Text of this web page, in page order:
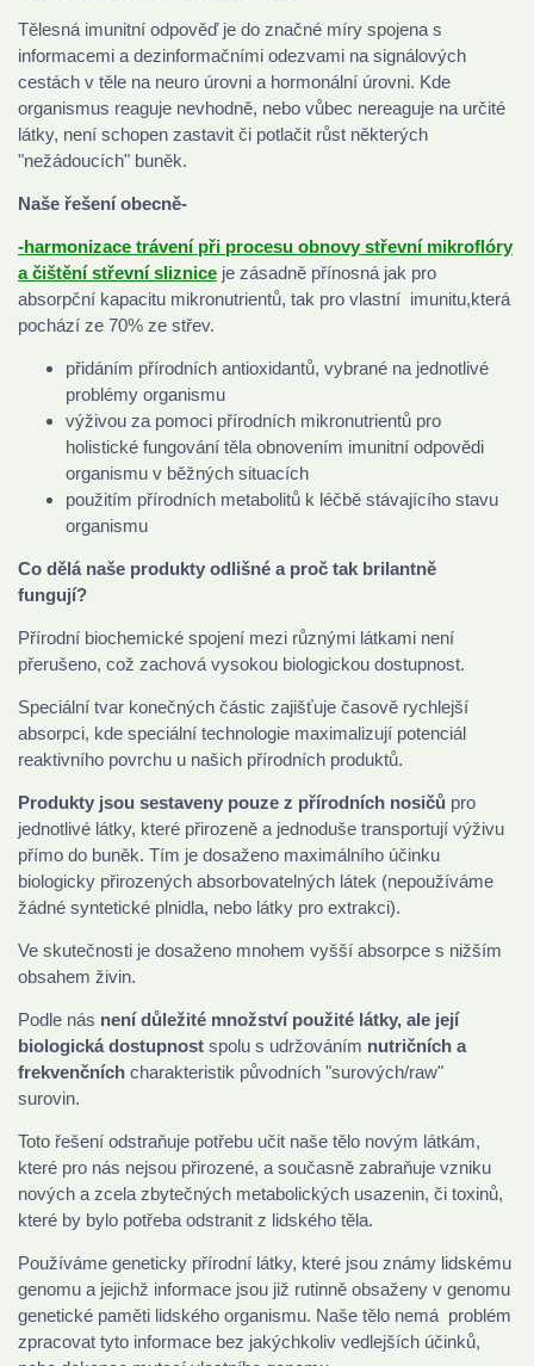
Tělesná imunitní odpověď je do značné míry spojena s
informacemi a dezinformačními odezvami na signálových
cestách v těle na neuro úrovni a hormonální úrovni. Kde
organismus reaguje nevhodně, nebo vůbec nereaguje na určité
látky, není schopen zastavit či potlačit růst některých
"nežádoucích" buněk.
Naše řešení obecně-
-harmonizace trávení při procesu obnovy střevní mikroflóry
a čištění střevní sliznice je zásadně přínosná jak pro
absorpční kapacitu mikronutrientů, tak pro vlastní imunitu,která
pochází ze 70% ze střev.
přidáním přírodních antioxidantů, vybrané na jednotlivé
problémy organismu
výživou za pomoci přírodních mikronutrientů pro
holistické fungování těla obnovením imunitní odpovědi
organismu v běžných situacích
použitím přírodních metabolitů k léčbě stávajícího stavu
organismu
Co dělá naše produkty odlišné a proč tak brilantně
fungují?
Přírodní biochemické spojení mezi různými látkami není
přerušeno, což zachová vysokou biologickou dostupnost.
Speciální tvar konečných částic zajišťuje časově rychlejší
absorpci, kde speciální technologie maximalizují potenciál
reaktivního povrchu u našich přírodních produktů.
Produkty jsou sestaveny pouze z přírodních nosičů pro
jednotlivé látky, které přirozeně a jednoduše transportují výživu
přímo do buněk. Tím je dosaženo maximálního účinku
biologicky přirozených absorbovatelných látek (nepoužíváme
žádné syntetické plnidla, nebo látky pro extrakci).
Ve skutečnosti je dosaženo mnohem vyšší absorpce s nižším
obsahem živin.
Podle nás není důležité množství použité látky, ale její
biologická dostupnost spolu s udržováním nutričních a
frekvenčních charakteristik původních "surových/raw"
surovin.
Toto řešení odstraňuje potřebu učit naše tělo novým látkám,
které pro nás nejsou přirozené, a současně zabraňuje vzniku
nových a zcela zbytečných metabolických usazenin, či toxinů,
které by bylo potřeba odstranit z lidského těla.
Používáme geneticky přírodní látky, které jsou známy lidskému
genomu a jejichž informace jsou již rutinně obsaženy v genomu
genetické paměti lidského organismu. Naše tělo nemá problém
zpracovat tyto informace bez jakýchkoliv vedlejších účinků,